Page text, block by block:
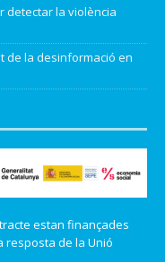
detectar la violència
de la desinformació en
estan finançades
resposta de la Unió